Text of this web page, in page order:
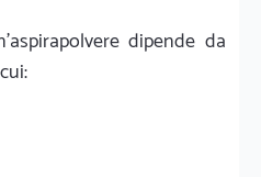
dipende da